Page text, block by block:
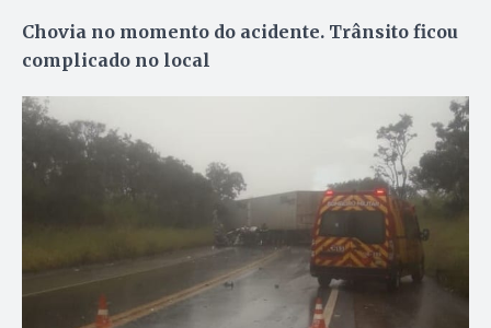
Chovia no momento do acidente. Trânsito ficou
complicado no local